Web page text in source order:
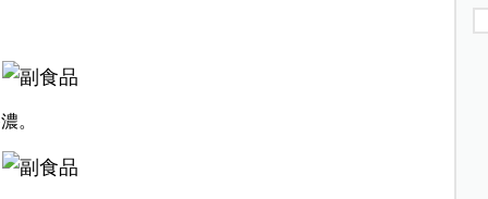
。